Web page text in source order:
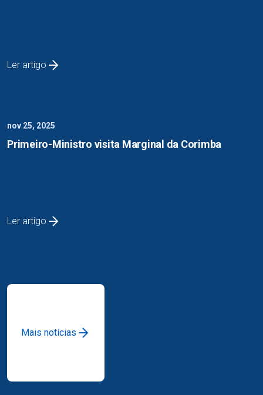
Ler artigo
nov 25, 2025
Primeiro-Ministro visita Marginal da Corimba
Ler artigo
Mais notícias